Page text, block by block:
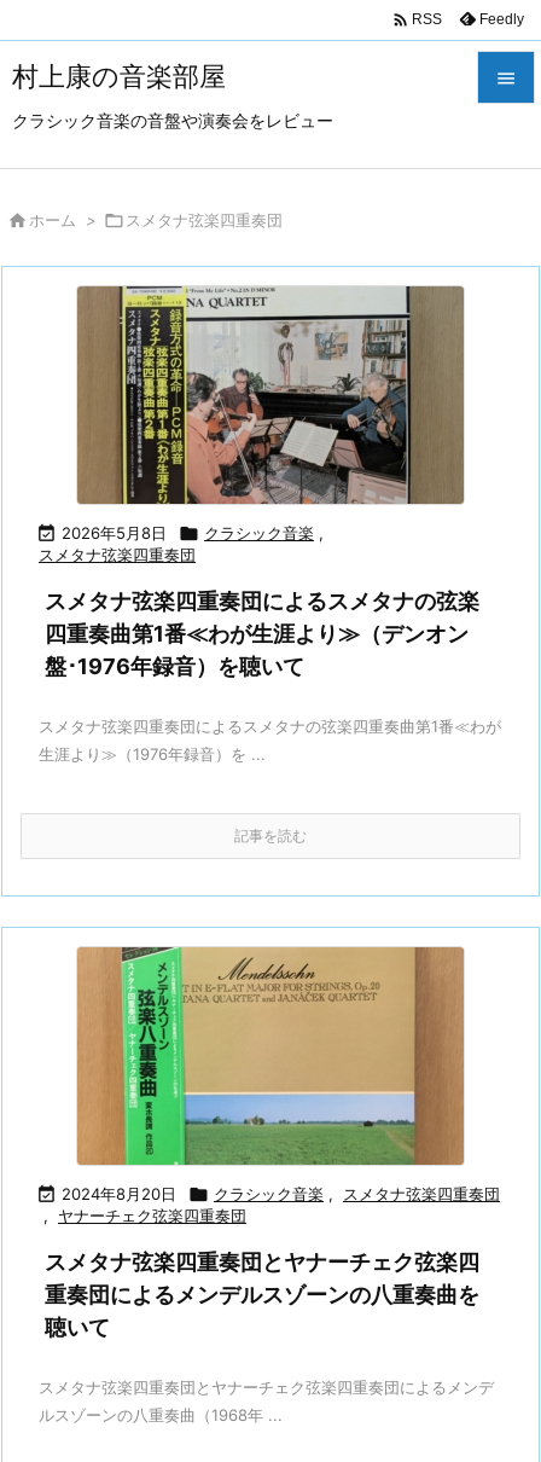
村上康の音楽部屋
クラシック音楽の音盤や演奏会をレビュー

 RSS Feedly
 ホーム >  スメタナ弦楽四重奏団
 2026年5月8日  クラシック音楽 ,
スメタナ弦楽四重奏団
スメタナ弦楽四重奏団によるスメタナの弦楽
四重奏曲第1番≪わが生涯より≫（デンオン
盤･1976年録音）を聴いて
スメタナ弦楽四重奏団によるスメタナの弦楽四重奏曲第1番≪わが
生涯より≫（1976年録音）を ...
記事を読む
 2024年8月20日  クラシック音楽 ,
スメタナ弦楽四重奏団
,
ヤナーチェク弦楽四重奏団
スメタナ弦楽四重奏団とヤナーチェク弦楽四
重奏団によるメンデルスゾーンの八重奏曲を
聴いて
スメタナ弦楽四重奏団とヤナーチェク弦楽四重奏団によるメンデ
ルスゾーンの八重奏曲（1968年 ...